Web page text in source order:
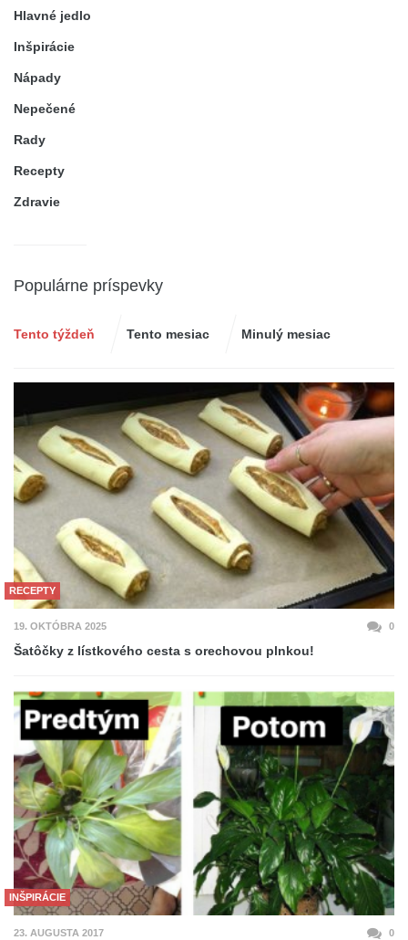
Hlavné jedlo
Inšpirácie
Nápady
Nepečené
Rady
Recepty
Zdravie
Populárne príspevky
Tento týždeň Tento mesiac Minulý mesiac
RECEPTY
19. OKTÓBRA 2025 0
Šatôčky z lístkového cesta s orechovou plnkou!
INŠPIRÁCIE
23. AUGUSTA 2017 0